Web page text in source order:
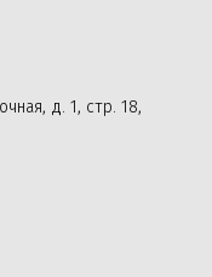
д. 1, стр. 18,